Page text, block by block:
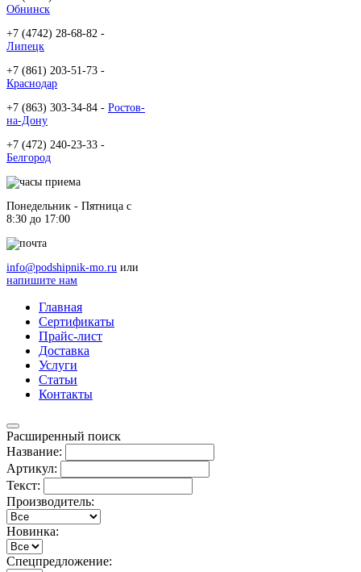
Обнинск
+7 (4742) 28-68-82 -
Липецк
+7 (861) 203-51-73 -
Краснодар
+7 (863) 303-34-84 - Ростов-
на-Дону
+7 (472) 240-23-33 -
Белгород
Понедельник - Пятница c
8:30 до 17:00
info@podshipnik-mo.ru или
напишите нам
Главная
Сертификаты
Прайс-лист
Доставка
Услуги
Статьи
Контакты
Расширенный поиск
Название:
Артикул:
Текст:
Производитель:
Новинка:
Спецпредложение: